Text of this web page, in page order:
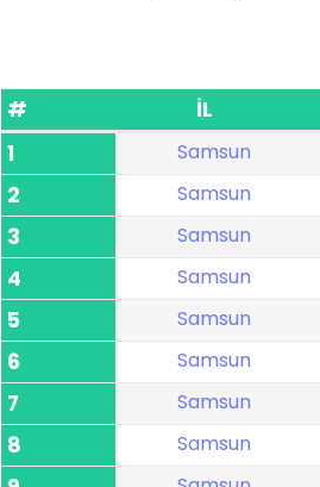
# İL
1
Samsun
2 Samsun
3 Samsun
4 Samsun
5 Samsun
6 Samsun
7 Samsun
8 Samsun